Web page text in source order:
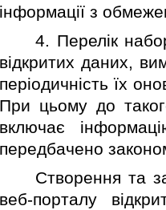
iнформацiї з
4. Перелiк
вiдкритих даних,
перiодичнiсть їх
При цьому до
включає
передбачено
Створення та
веб-порталу